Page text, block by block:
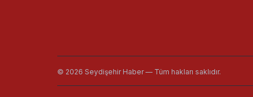
© 2026 Seydişehir Haber — Tüm hakları saklıdır.